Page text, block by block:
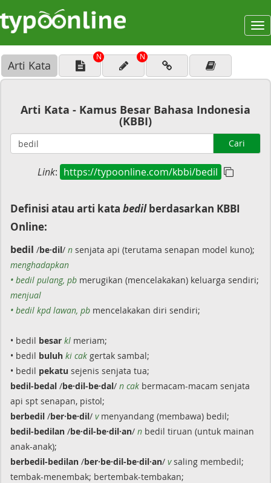
Arti Kata
N N
Arti Kata - Kamus Besar Bahasa Indonesia
(KBBI)
Cari
Link: https://typoonline.com/kbbi/bedil
Definisi atau arti kata bedilberdasarkan KBBI
Online:
bedil /be·dil/ n senjata api (terutama senapan model kuno);
menghadapkan
• bedil pulang, pb merugikan (mencelakakan) keluarga sendiri;
menjual
• bedil kpd lawan, pb mencelakakan diri sendiri;
• bedil besar kl meriam;
• bedil buluh ki cak gertak sambal;
• bedil pekatu sejenis senjata tua;
bedil-bedal /be·dil-be·dal/ n cak bermacam-macam senjata
api spt senapan, pistol;
berbedil /ber·be·dil/ vmenyandang (membawa) bedil;
bedil-bedilan /be·dil-be·dil·an/ n bedil tiruan (untuk mainan
anak-anak);
berbedil-bedilan /ber·be·dil-be·dil·an/ vsaling membedil;
tembak-menembak; bertembak-tembakan;